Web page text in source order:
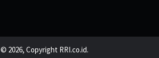
© 2026, Copyright RRI.co.id.